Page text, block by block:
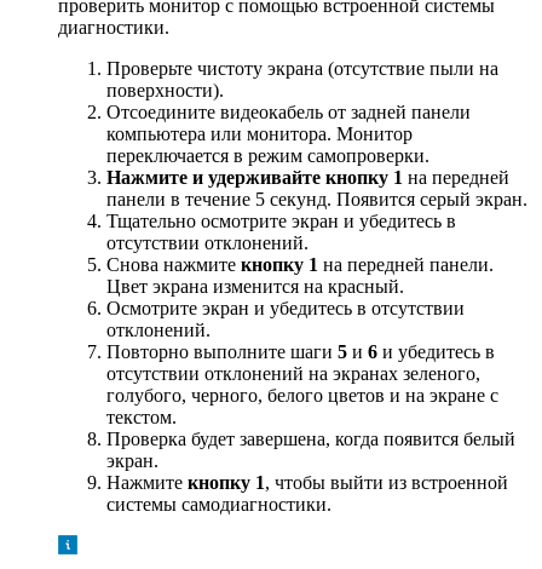
проверить монитор с помощью встроенной системы
диагностики.
Проверьте чистоту экрана (отсутствие пыли на
поверхности).
Отсоедините видеокабель от задней панели
компьютера или монитора. Монитор
переключается в режим самопроверки.
Нажмите и удерживайте кнопку 1 на передней
панели в течение 5 секунд. Появится серый экран.
Тщательно осмотрите экран и убедитесь в
отсутствии отклонений.
Снова нажмите кнопку 1 на передней панели.
Цвет экрана изменится на красный.
Осмотрите экран и убедитесь в отсутствии
отклонений.
Повторно выполните шаги 5 и 6 и убедитесь в
отсутствии отклонений на экранах зеленого,
голубого, черного, белого цветов и на экране с
текстом.
Проверка будет завершена, когда появится белый
экран.
Нажмите кнопку 1, чтобы выйти из встроенной
системы самодиагностики.